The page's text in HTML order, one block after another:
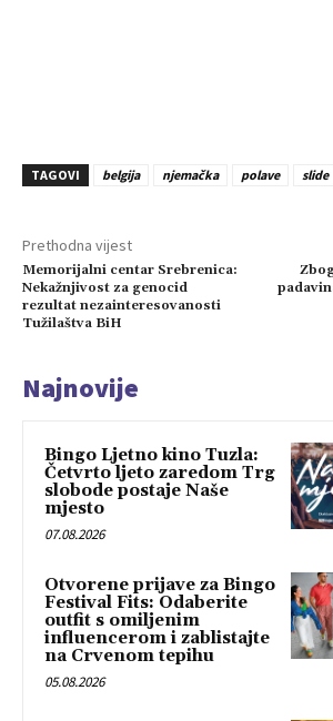
TAGOVI belgija njemačka polave slide
Prethodna vijest
Memorijalni centar Srebrenica:
Nekažnjivost za genocid
rezultat nezainteresovanosti
Tužilaštva BiH
Najnovije
Bingo Ljetno kino Tuzla:
Četvrto ljeto zaredom Trg
slobode postaje Naše
mjesto
07.08.2026
Otvorene prijave za Bingo
Festival Fits: Odaberite
outfit s omiljenim
influencerom i zablistajte
na Crvenom tepihu
05.08.2026